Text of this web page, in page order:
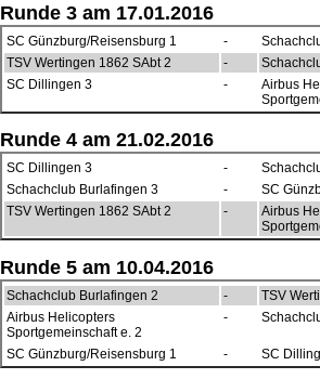
Runde 3 am 17.01.2016
SC Günzburg/Reisensburg 1 -
TSV Wertingen 1862 SAbt 2
-
SC Dillingen 3
-
Airbus
Runde 4 am 21.02.2016
SC Dillingen 3 -
Schachclub Burlafingen 3
-
SC
TSV Wertingen 1862 SAbt 2
-
Airbus
Runde 5 am 10.04.2016
Schachclub Burlafingen 2 -
TSV
Airbus Helicopters
Sportgemeinschaft e. 2
-
SC Günzburg/Reisensburg 1 - SC